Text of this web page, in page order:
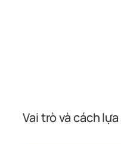
Vai trò và cách